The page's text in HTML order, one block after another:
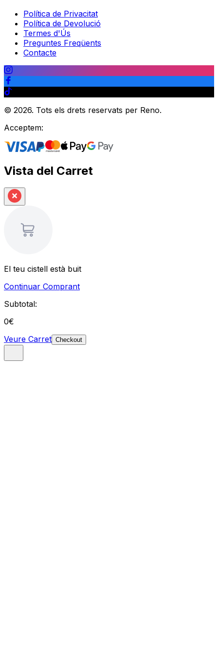
Política de Privacitat
Política de Devolució
Termes d'Ús
Preguntes Freqüents
Contacte
© 2026. Tots els drets reservats per Reno.
Acceptem:
Vista del Carret
El teu cistell està buit
Continuar Comprant
Subtotal:
0€
Veure Carret Checkout